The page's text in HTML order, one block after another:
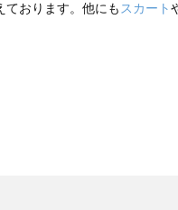
ております。他にも スカート